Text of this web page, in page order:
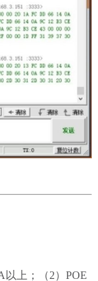
上；（2）POE